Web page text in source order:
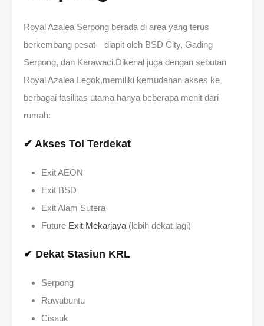
Royal Azalea Serpong berada di area yang terus
berkembang pesat—diapit oleh BSD City, Gading
Serpong, dan Karawaci.Dikenal juga dengan sebutan
Royal Azalea Legok,memiliki kemudahan akses ke
berbagai fasilitas utama hanya beberapa menit dari
rumah:
✔ Akses Tol Terdekat
Exit AEON
Exit BSD
Exit Alam Sutera
Future Exit Mekarjaya (lebih dekat lagi)
✔ Dekat Stasiun KRL
Serpong
Rawabuntu
Cisauk